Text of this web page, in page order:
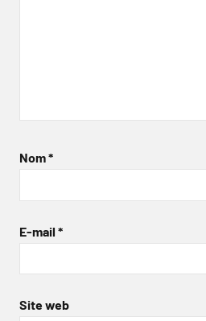
Nom*
E-mail *
Site web